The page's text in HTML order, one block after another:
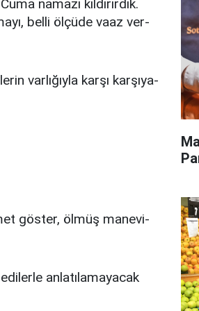
na­ma­zı kıl­dı­rır­dık.
bel­li öl­çü­de va­az ver­
var­lı­ğıy­la kar­şı kar­şı­ya­
gös­ter, öl­müş ma­ne­vi­
an­la­tı­la­ma­ya­cak